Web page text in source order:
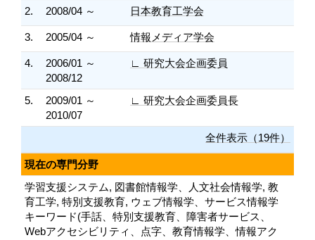
2. 2008/04 ～ 日本教育工学会
3. 2005/04 ～ 情報メディア学会
4.
2006/01 ～
2008/12
∟ 研究大会企画委員
5.
2009/01 ～
2010/07
∟ 研究大会企画委員長
全件表示（19件）
現在の専門分野
学習支援システム, 図書館情報学、人文社会情報学, 教
育工学, 特別支援教育, ウェブ情報学、サービス情報学
キーワード(手話、特別支援教育、障害者サービス、
Webアクセシビリティ、点字、教育情報学、情報アク